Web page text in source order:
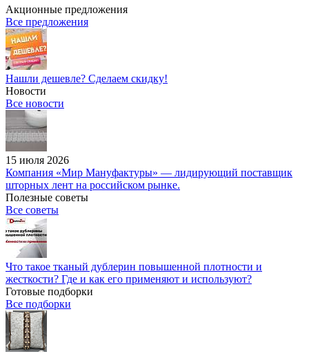
Акционные предложения
Все предложения
Нашли дешевле? Сделаем скидку!
Новости
Все новости
15 июля 2026
Компания «Мир Мануфактуры» — лидирующий поставщик
шторных лент на российском рынке.
Полезные советы
Все советы
Что такое тканый дублерин повышенной плотности и
жесткости? Где и как его применяют и используют?
Готовые подборки
Все подборки